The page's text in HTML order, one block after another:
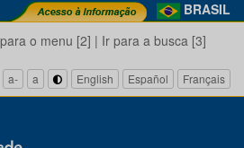
BRASIL
o menu [2] | Ir para a busca [3]
a- a English Español Français